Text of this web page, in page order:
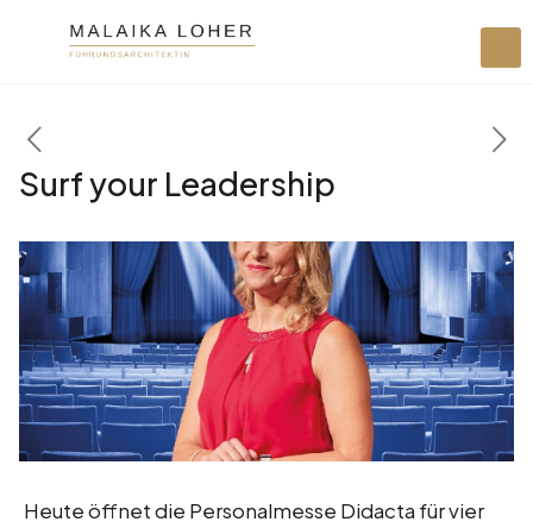
Surf your Leadership
Heute öffnet die Personalmesse Didacta für vier